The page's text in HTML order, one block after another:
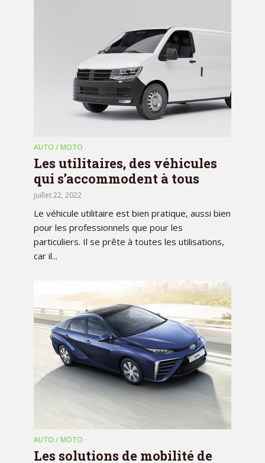
AUTO / MOTO
Les utilitaires, des véhicules
qui s’accommodent à tous
juillet 22, 2022
Le véhicule utilitaire est bien pratique, aussi bien
pour les professionnels que pour les
particuliers. Il se prête à toutes les utilisations,
car il...
AUTO / MOTO
Les solutions de mobilité de